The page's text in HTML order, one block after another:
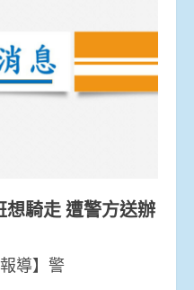
騎走 遭警方送辦
導】警